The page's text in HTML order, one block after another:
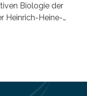
Biologie der
Heinrich-Heine-
auf
für Forschung,